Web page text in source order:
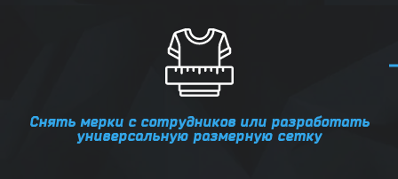
Снять мерки с сотрудников или разработать
универсальную размерную сетку